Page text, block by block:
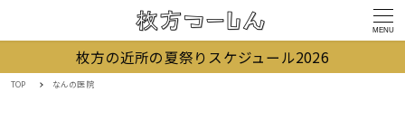
MENU
枚方の近所の夏祭りスケジュール2026
TOP なんの医院